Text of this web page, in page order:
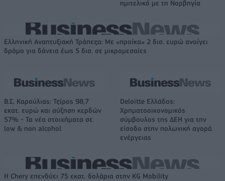
ημιτελικό με τη Νορβηγία
Ελληνική Αναπτυξιακή Τράπεζα: Με «προίκα» 2 δισ. ευρώ ανοίγει
δρόμο για δάνεια έως 5 δισ. σε μικρομεσαίες
Β.Σ. Καρούλιας: Τζίρος 98,7
εκατ. ευρώ και αύξηση κερδών
57% - Τα νέα στοιχήματα σε
low & non alcohol
Deloitte Ελλάδος:
Χρηματοοικονομικός
σύμβουλος της ΔΕΗ για την
είσοδο στην πολωνική αγορά
ενέργειας
Η Chery επενδύει 75 εκατ. δολάρια στην KG Mobility